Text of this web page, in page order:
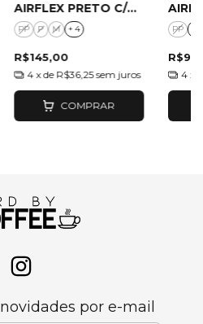
AIRFLEX PRETO C/
ASSINATURA PRATA
PP P M + 4
R$145,00
4 x de R$36,25 sem juros
COMPRAR
PP
4 x
por e-mail